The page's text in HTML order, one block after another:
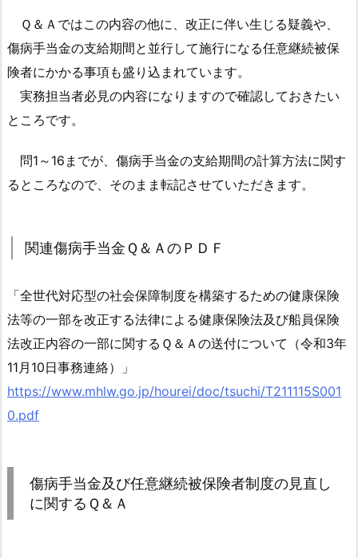
Ｑ
＆
Ａ
つ
い
1.
傷
手
当
金
＆
Ａ
Ｆ
4.
Ｑ＆Ａではこの内容の他に、改正に伴い生じる疑義や、
傷病手当金の支給期間と並行して施行になる任意継続被保
険者にかかる事項も盛り込まれています。
実務担当者必見の内容になりますので確認しておきたい
ところです。
問1～16までが、傷病手当金の支給期間の計算方法に関す
るところなので、そのまま転記させていただきます。
関連傷病手当金Ｑ＆ＡのＰＤＦ
「全世代対応型の社会保障制度を構築するための健康保険
法等の一部を改正する法律による健康保険法及び船員保険
法改正内容の一部に関するＱ＆Ａの送付について（令和3年
11月10日事務連絡）」
https://www.mhlw.go.jp/hourei/doc/tsuchi/T211115S001
0.pdf
傷病手当金及び任意継続被保険者制度の見直し
に関するＱ＆Ａ